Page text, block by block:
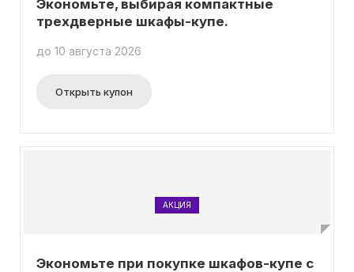
Экономьте, выбирая компактные
трехдверные шкафы-купе.
до 10 августа 2026
Открыть купон
АКЦИЯ
Экономьте при покупке шкафов-купе с